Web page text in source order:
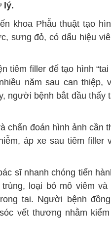
lý.
khoa Phẫu thuật tạo
sưng đỏ, có dấu hiệu
tiêm filler để tạo hình
năm sau can thiệp,
người bệnh bắt đầu thấy
chẩn đoán hình ảnh cần
áp xe sau tiêm filler
sĩ nhanh chóng tiến
loại bỏ mô viêm và
tai. Người bệnh
vết thương nhằm